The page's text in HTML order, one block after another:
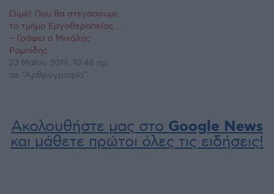
Ωιμέ! Που θα στεγάσουμε
το τμήμα Εργοθεραπείας…
– Γράφει ο Μιχάλης
Ραμπίδης
23 Μαΐου 2019, 10:48 πμ
σε "Αρθρογραφία"
Ακολουθήστε μας στο Google News
και μάθετε πρώτοι όλες τις ειδήσεις!